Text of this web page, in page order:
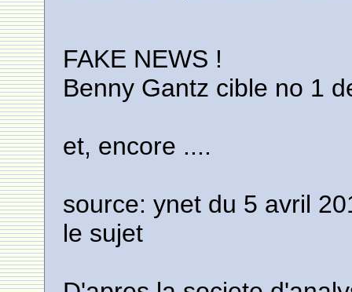
FAKE NEWS !
Benny Gantz cible no 1
et, encore ....
source: ynet du 5 avril
le sujet